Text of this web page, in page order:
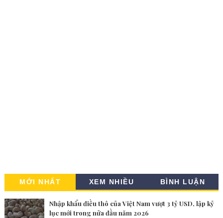
MỚI NHẤT XEM NHIỀU BÌNH LUẬN
Nhập khẩu điều thô của Việt Nam vượt 3 tỷ USD, lập kỷ
lục mới trong nửa đầu năm 2026